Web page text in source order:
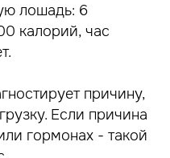
лошадь: 6
калорий, час
причину,
Если причина
гормонах - такой